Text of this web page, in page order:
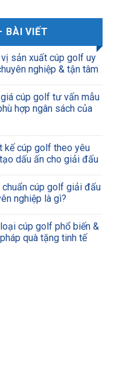
BÀI VIẾT
sản xuất cúp golf uy
nghiệp & tận tâm
cúp golf tư vấn mẫu
hợp ngân sách của
kế cúp golf theo yêu
dấu ấn cho giải đấu
chuẩn cúp golf giải đấu
nghiệp là gì?
cúp golf phổ biến &
quà tặng tinh tế